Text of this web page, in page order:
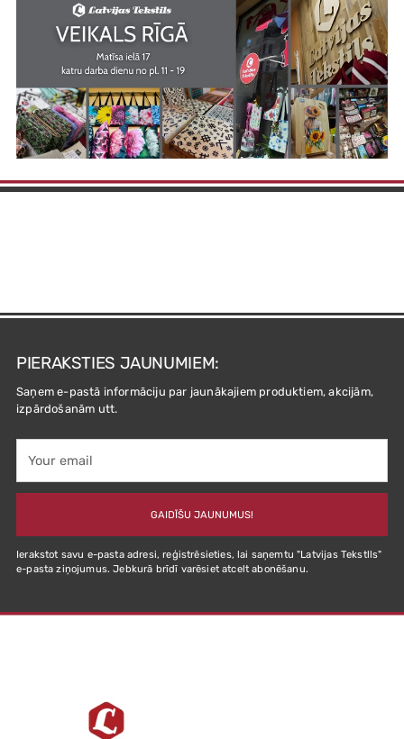
PIERAKSTIES JAUNUMIEM:
Saņem e-pastā informāciju par jaunākajiem produktiem, akcijām,
izpārdošanām utt.
email
GAIDĪŠU JAUNUMUS!
Ierakstot savu e-pasta adresi, reģistrēsieties, lai saņemtu "Latvijas Tekstlls"
e-pasta ziņojumus. Jebkurā brīdī varēsiet atcelt abonēšanu.